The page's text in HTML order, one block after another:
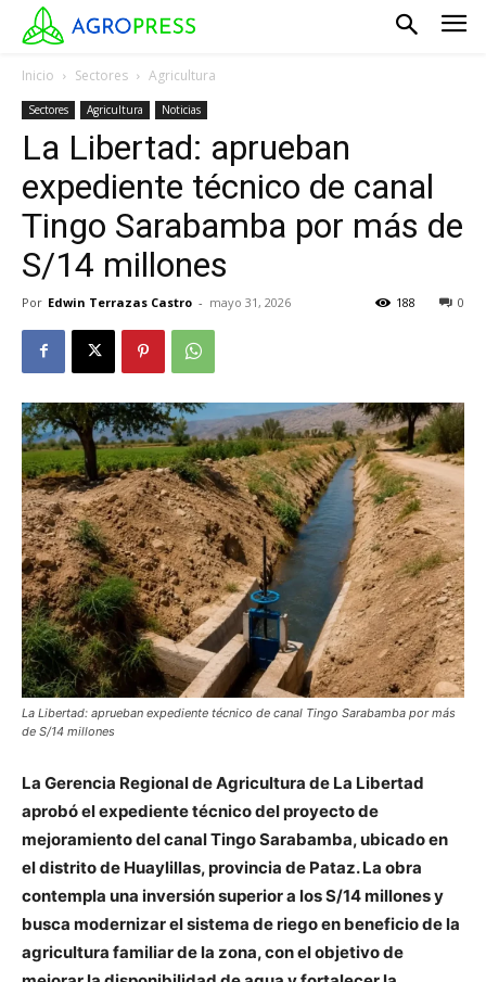
Inicio Sectores Agricultura
Sectores Agricultura Noticias
La Libertad: aprueban
expediente técnico de canal
Tingo Sarabamba por más de
S/14 millones
Por Edwin Terrazas Castro - mayo 31, 2026 0
188
La Libertad: aprueban expediente técnico de canal Tingo Sarabamba por más
de S/14 millones
La Gerencia Regional de Agricultura de La Libertad
aprobó el expediente técnico del proyecto de
mejoramiento del canal Tingo Sarabamba, ubicado en
el distrito de Huaylillas, provincia de Pataz. La obra
contempla una inversión superior a los S/14 millones y
busca modernizar el sistema de riego en beneficio de la
agricultura familiar de la zona, con el objetivo de